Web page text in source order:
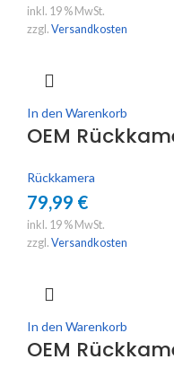
inkl. 19 % MwSt.
zzgl. Versandkosten
In den Warenkorb
OEM
Rückkamera
79,99 €
inkl. 19 % MwSt.
zzgl. Versandkosten
In den Warenkorb
OEM